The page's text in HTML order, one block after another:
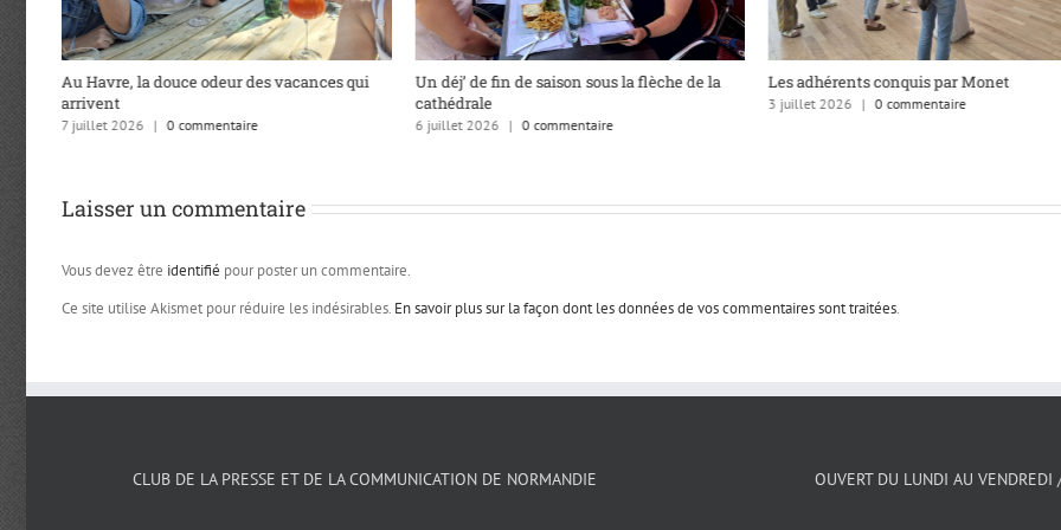
Au Havre, la douce odeur des vacances qui
arrivent
7 juillet 2026 | 0 commentaire
Un déj’ de fin de saison sous la flèche de la
cathédrale
6 juillet 2026 | 0 commentaire
Les adhérents conquis par Monet
3 juillet 2026 | 0 commentaire
Laisser un commentaire
Vous devez être identifié pour poster un commentaire.
Ce site utilise Akismet pour réduire les indésirables. En savoir plus sur la façon dont les données de vos commentaires sont traitées.
CLUB DE LA PRESSE ET DE LA COMMUNICATION DE NORMANDIE OUVERT DU LUNDI AU